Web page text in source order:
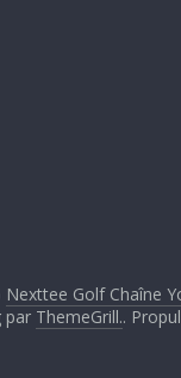
Nexttee Golf Chaîne
par ThemeGrill..